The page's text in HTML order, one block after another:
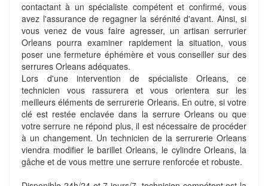
contactant à un spécialiste compétent et confirmé, vous
avez l'assurance de regagner la sérénité d'avant. Ainsi, si
vous venez de vous faire agresser, un artisan serrurier
Orleans pourra examiner rapidement la situation, vous
poser une fermeture éphémère et vous conseiller sur des
serrures Orleans adéquates.
Lors d'une intervention de spécialiste Orleans, ce
technicien vous rassurera et vous orientera sur les
meilleurs éléments de serrurerie Orleans. En outre, si votre
clé est restée enclavée dans la serrure Orleans ou que
votre serrure ne répond plus, il est nécessaire de procéder
à un changement. Un technicien de la serrurerie Orleans
viendra modifier le barillet Orleans, le cylindre Orleans, la
gâche et de vous mettre une serrure renforcée et robuste.